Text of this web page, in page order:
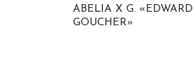
ABELIA X G. «EDWARD
GOUCHER»